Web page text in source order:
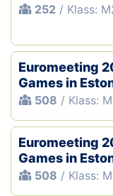
252 / Klass:
Euromeeting
Games in
508 / Klass:
Euromeeting
Games in
508 / Klass: